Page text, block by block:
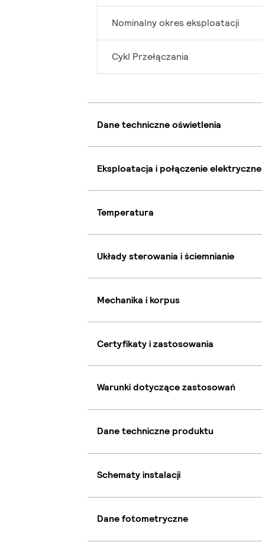
Nominalny okres eksploatacji
Cykl Przełączania
Dane techniczne oświetlenia
Eksploatacja i połączenie elektryczne
Temperatura
Układy sterowania i ściemnianie
Mechanika i korpus
Certyfikaty i zastosowania
Warunki dotyczące zastosowań
Dane techniczne produktu
Schematy instalacji
Dane fotometryczne